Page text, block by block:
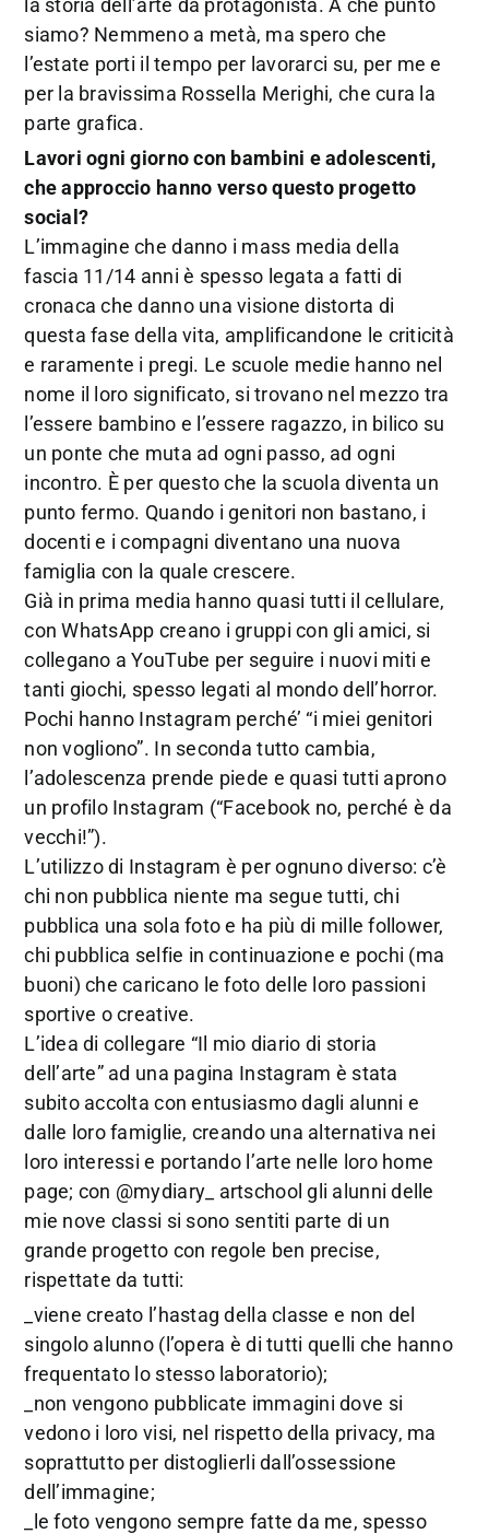
la storia dell’arte da protagonista. A che punto
siamo? Nemmeno a metà, ma spero che
l’estate porti il tempo per lavorarci su, per me e
per la bravissima Rossella Merighi, che cura la
parte grafica.
Lavori ogni giorno con bambini e adolescenti,
che approccio hanno verso questo progetto
social?
L’immagine che danno i mass media della
fascia 11/14 anni è spesso legata a fatti di
cronaca che danno una visione distorta di
questa fase della vita, amplificandone le criticità
e raramente i pregi. Le scuole medie hanno nel
nome il loro significato, si trovano nel mezzo tra
l’essere bambino e l’essere ragazzo, in bilico su
un ponte che muta ad ogni passo, ad ogni
incontro. È per questo che la scuola diventa un
punto fermo. Quando i genitori non bastano, i
docenti e i compagni diventano una nuova
famiglia con la quale crescere.
Già in prima media hanno quasi tutti il cellulare,
con WhatsApp creano i gruppi con gli amici, si
collegano a YouTube per seguire i nuovi miti e
tanti giochi, spesso legati al mondo dell’horror.
Pochi hanno Instagram perché’ “i miei genitori
non vogliono”. In seconda tutto cambia,
l’adolescenza prende piede e quasi tutti aprono
un profilo Instagram (“Facebook no, perché è da
vecchi!”).
L’utilizzo di Instagram è per ognuno diverso: c’è
chi non pubblica niente ma segue tutti, chi
pubblica una sola foto e ha più di mille follower,
chi pubblica selfie in continuazione e pochi (ma
buoni) che caricano le foto delle loro passioni
sportive o creative.
L’idea di collegare “Il mio diario di storia
dell’arte” ad una pagina Instagram è stata
subito accolta con entusiasmo dagli alunni e
dalle loro famiglie, creando una alternativa nei
loro interessi e portando l’arte nelle loro home
page; con @mydiary_ artschool gli alunni delle
mie nove classi si sono sentiti parte di un
grande progetto con regole ben precise,
rispettate da tutti:
_viene creato l’hastag della classe e non del
singolo alunno (l’opera è di tutti quelli che hanno
frequentato lo stesso laboratorio);
_non vengono pubblicate immagini dove si
vedono i loro visi, nel rispetto della privacy, ma
soprattutto per distoglierli dall’ossessione
dell’immagine;
_le foto vengono sempre fatte da me, spesso